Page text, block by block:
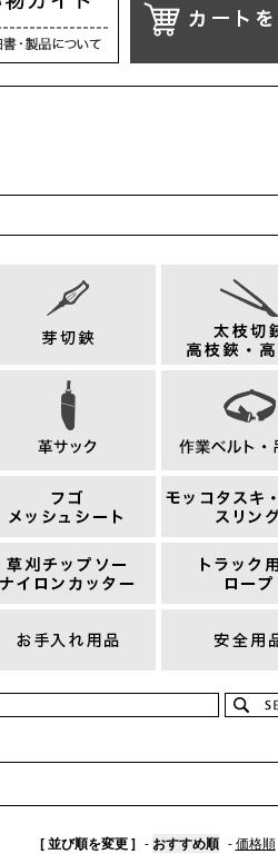
[ 並び順を変更 ] - おすすめ順 -価格順